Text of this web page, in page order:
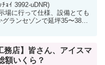
ｮｲ 3992-uDNR)
ランセゾンで延坪35〜38で
務店】皆さん、アイスマ
額いくら？